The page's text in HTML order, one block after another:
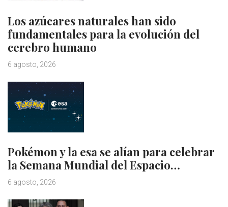
Los azúcares naturales han sido
fundamentales para la evolución del
cerebro humano
6 agosto, 2026
Pokémon y la esa se alían para celebrar
la Semana Mundial del Espacio…
6 agosto, 2026